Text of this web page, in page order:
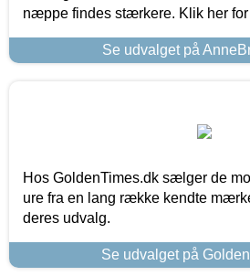
næppe findes stærkere. Klik her for
Se udvalget på
Hos GoldenTimes.dk sælger de
ure fra en lang række kendte
deres udvalg.
Se udvalget på